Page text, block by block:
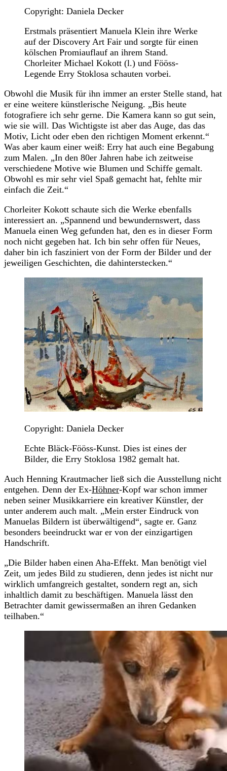
Copyright: Daniela Decker
Erstmals präsentiert Manuela Klein ihre Werke
auf der Discovery Art Fair und sorgte für einen
kölschen Promiauflauf an ihrem Stand.
Chorleiter Michael Kokott (l.) und Fööss-
Legende Erry Stoklosa schauten vorbei.
Obwohl die Musik für ihn immer an erster Stelle stand, hat
er eine weitere künstlerische Neigung. „Bis heute
fotografiere ich sehr gerne. Die Kamera kann so gut sein,
wie sie will. Das Wichtigste ist aber das Auge, das das
Motiv, Licht oder eben den richtigen Moment erkennt.“
Was aber kaum einer weiß: Erry hat auch eine Begabung
zum Malen. „In den 80er Jahren habe ich zeitweise
verschiedene Motive wie Blumen und Schiffe gemalt.
Obwohl es mir sehr viel Spaß gemacht hat, fehlte mir
einfach die Zeit.“
Chorleiter Kokott schaute sich die Werke ebenfalls
interessiert an. „Spannend und bewundernswert, dass
Manuela einen Weg gefunden hat, den es in dieser Form
noch nicht gegeben hat. Ich bin sehr offen für Neues,
daher bin ich fasziniert von der Form der Bilder und der
jeweiligen Geschichten, die dahinterstecken.“
Copyright: Daniela Decker
Echte Bläck-Fööss-Kunst. Dies ist eines der
Bilder, die Erry Stoklosa 1982 gemalt hat.
Auch Henning Krautmacher ließ sich die Ausstellung nicht
entgehen. Denn der Ex-Höhner-Kopf war schon immer
neben seiner Musikkarriere ein kreativer Künstler, der
unter anderem auch malt. „Mein erster Eindruck von
Manuelas Bildern ist überwältigend“, sagte er. Ganz
besonders beeindruckt war er von der einzigartigen
Handschrift.
„Die Bilder haben einen Aha-Effekt. Man benötigt viel
Zeit, um jedes Bild zu studieren, denn jedes ist nicht nur
wirklich umfangreich gestaltet, sondern regt an, sich
inhaltlich damit zu beschäftigen. Manuela lässt den
Betrachter damit gewissermaßen an ihren Gedanken
teilhaben.“